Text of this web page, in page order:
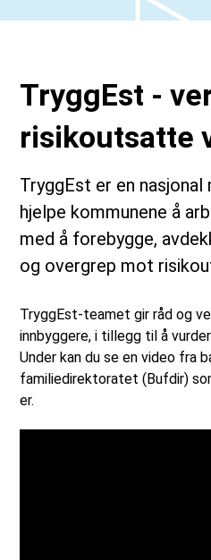
TryggEst -
risikoutsatte
TryggEst er en
hjelpe kommunene å
med å forebygge,
og overgrep mot
TryggEst-teamet gir råd og
innbyggere, i tillegg til å
Under kan du se en video fra
familiedirektoratet (Bufdir)
er.